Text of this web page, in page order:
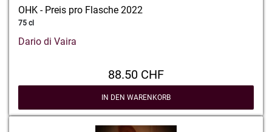
OHK - Preis pro Flasche 2022
75 cl
Dario di Vaira
88.50 CHF
IN DEN WARENKORB